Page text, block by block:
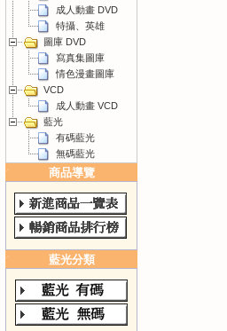
成人動畫 DVD
特攝、英雄
圖庫 DVD
寫真集圖庫
情色漫畫圖庫
VCD
成人動畫 VCD
藍光
有碼藍光
無碼藍光
商品導覽
藍光分類